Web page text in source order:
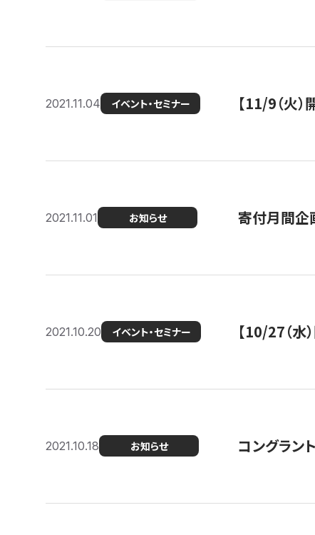
2021.11.04 イベント・セミナー 【11/9（火
2021.11.01 お知らせ 寄付月間企
2021.10.20 イベント・セミナー 【10/27（水
2021.10.18 お知らせ コングラン